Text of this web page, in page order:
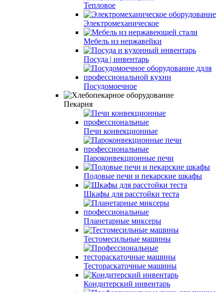
Тепловое
Электромеханическое
Мебель из нержавейки
Посуда | инвентарь
Посудомоечное
Пекарня
Печи конвекционные
Пароконвекционные печи
Подовые печи и пекарские шкафы
Шкафы для расстойки теста
Планетарные миксеры
Тестомесильные машины
Тестораскаточные машины
Кондитерский инвентарь